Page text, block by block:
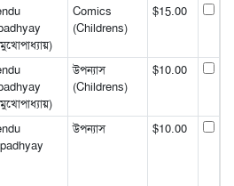
মুখোপাধ্যায়)
Comics
(Childrens)
$15.00
মুখোপাধ্যায়)
উপন্যাস
(Childrens)
$10.00
উপন্যাস $10.00